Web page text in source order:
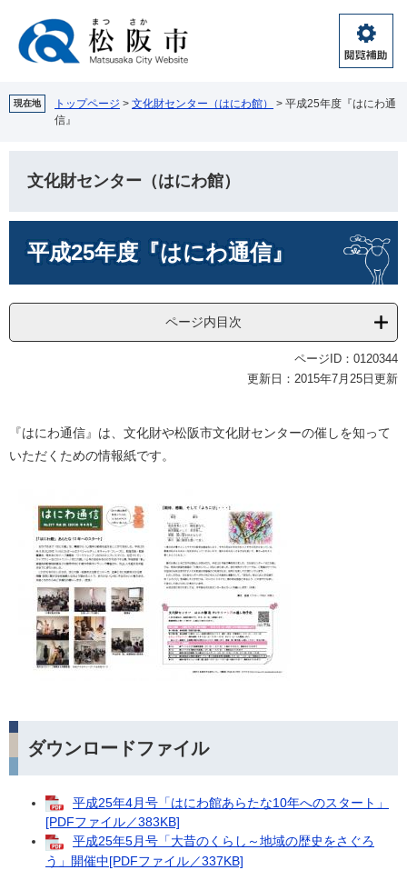
へ
閲
覧
助
現在地 トップページ > 文化財センター（はにわ館） > 平成25年度『はにわ通
信』
文化財センター（はにわ館）
平成25年度『はにわ通信』
ページ内目次
ページID：0120344
更新日：2015年7月25日更新
『はにわ通信』は、文化財や松阪市文化財センターの催しを知って
いただくための情報紙です。
ダウンロードファイル
平成25年4月号「はにわ館あらたな10年へのスタート」
[PDFファイル／383KB]
平成25年5月号「大昔のくらし～地域の歴史をさぐろ
う」開催中[PDFファイル／337KB]